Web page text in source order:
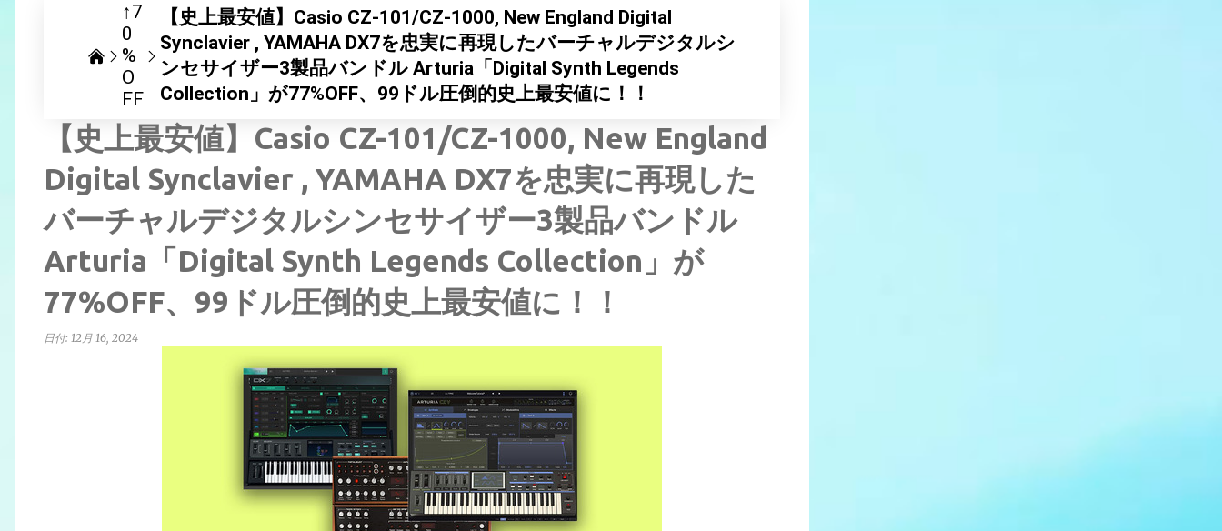
↑7
0
%
O
FF
【史上最安値】Casio CZ-101/CZ-1000, New England Digital
Synclavier , YAMAHA DX7を忠実に再現したバーチャルデジタルシ
ンセサイザー3製品バンドル Arturia「Digital Synth Legends
Collection」が77%OFF、99ドル圧倒的史上最安値に！！
【史上最安値】Casio CZ-101/CZ-1000, New England
Digital Synclavier , YAMAHA DX7を忠実に再現した
バーチャルデジタルシンセサイザー3製品バンドル
Arturia「Digital Synth Legends Collection」が
77%OFF、99ドル圧倒的史上最安値に！！
日付: 12月 16, 2024